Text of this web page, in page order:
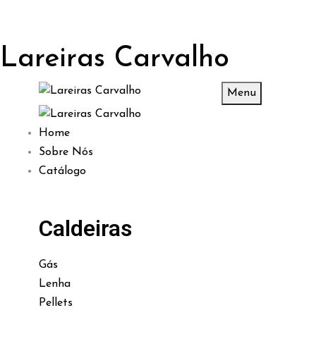
Lareiras Carvalho
Menu
Home
Sobre Nós
Catálogo
Caldeiras
Gás
Lenha
Pellets